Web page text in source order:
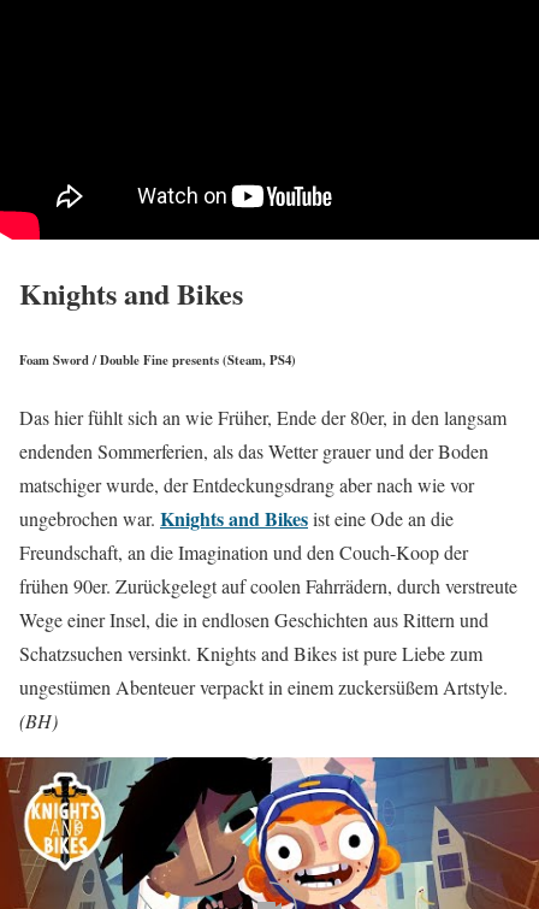
Knights and Bikes
Foam Sword / Double Fine presents (Steam, PS4)
Das hier fühlt sich an wie Früher, Ende der 80er, in den langsam
endenden Sommerferien, als das Wetter grauer und der Boden
matschiger wurde, der Entdeckungsdrang aber nach wie vor
ungebrochen war. Knights and Bikesist eine Ode an die
Freundschaft, an die Imagination und den Couch-Koop der
frühen 90er. Zurückgelegt auf coolen Fahrrädern, durch verstreute
Wege einer Insel, die in endlosen Geschichten aus Rittern und
Schatzsuchen versinkt. Knights and Bikes ist pure Liebe zum
ungestümen Abenteuer verpackt in einem zuckersüßem Artstyle.
(BH)